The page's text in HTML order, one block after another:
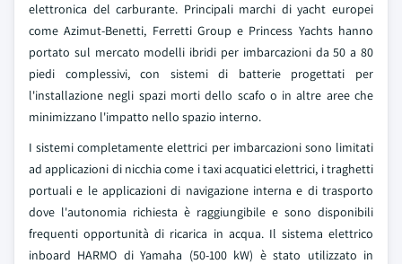
elettronica del carburante. Principali marchi di yacht europei
come Azimut-Benetti, Ferretti Group e Princess Yachts hanno
portato sul mercato modelli ibridi per imbarcazioni da 50 a 80
piedi complessivi, con sistemi di batterie progettati per
l'installazione negli spazi morti dello scafo o in altre aree che
minimizzano l'impatto nello spazio interno.
I sistemi completamente elettrici per imbarcazioni sono limitati
ad applicazioni di nicchia come i taxi acquatici elettrici, i traghetti
portuali e le applicazioni di navigazione interna e di trasporto
dove l'autonomia richiesta è raggiungibile e sono disponibili
frequenti opportunità di ricarica in acqua. Il sistema elettrico
inboard HARMO di Yamaha (50-100 kW) è stato utilizzato in